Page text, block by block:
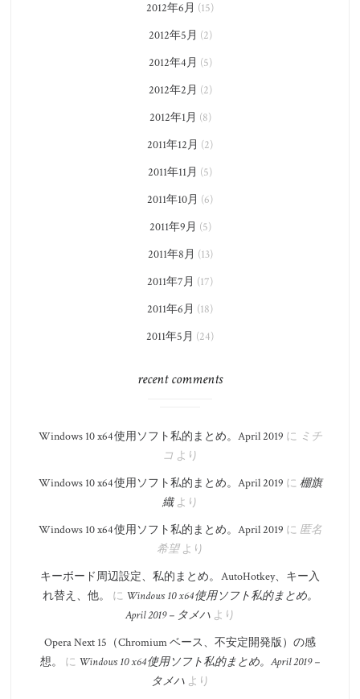
2012年6月 (15)
2012年5月 (2)
2012年4月 (5)
2012年2月 (2)
2012年1月 (8)
2011年12月 (2)
2011年11月 (5)
2011年10月 (6)
2011年9月 (5)
2011年8月 (13)
2011年7月 (17)
2011年6月 (18)
2011年5月 (24)
recent comments
Windows 10 x64 使用ソフト私的まとめ。​April 2019 に ミチ
コ より
Windows 10 x64 使用ソフト私的まとめ。​April 2019 に 棚旗
織より
Windows 10 x64 使用ソフト私的まとめ。​April 2019 に 匿名
希望より
キーボード周辺設定、私的まとめ。 AutoHotkey、キー入
れ替え、他。
に Windows 10 x64 使用ソフト私的まとめ。​
April 2019 – タメハより
Opera Next 15（Chromium ベース、不安定開発版）の感
想。
に Windows 10 x64 使用ソフト私的まとめ。​April 2019 –
タメハより